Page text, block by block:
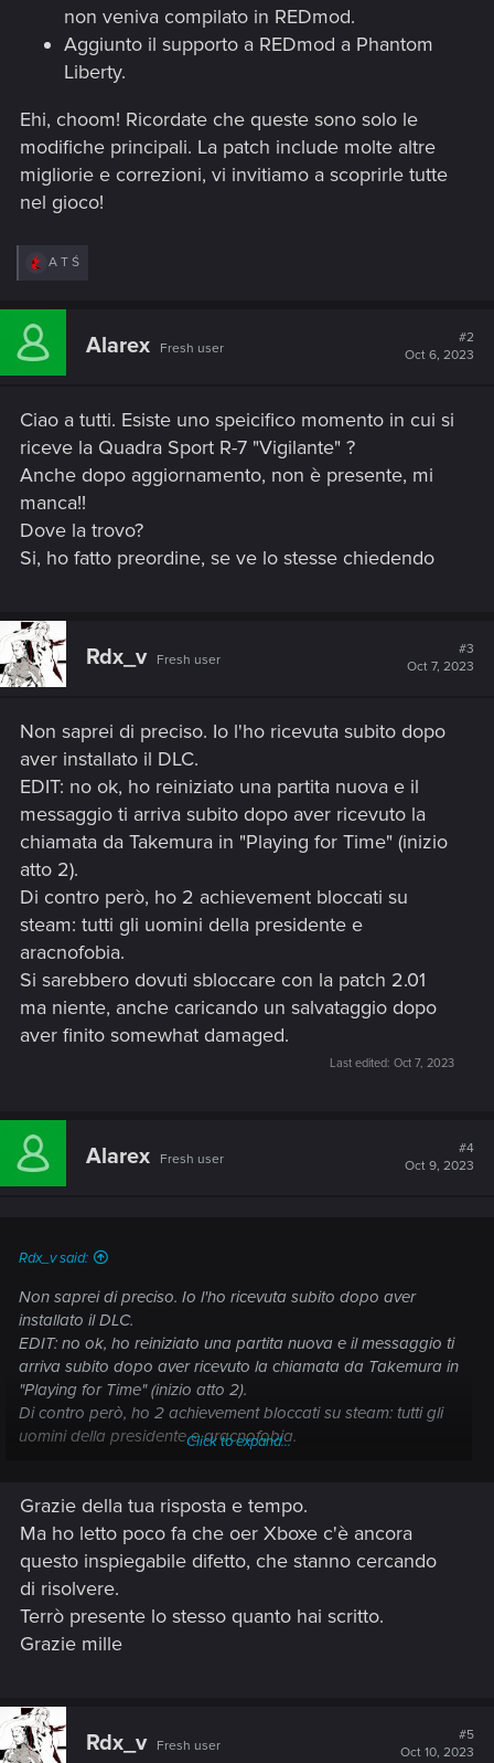
non veniva compilato in REDmod.
Aggiunto il supporto a REDmod a Phantom
Liberty.
Ehi, choom! Ricordate che queste sono solo le
modifiche principali. La patch include molte altre
migliorie e correzioni, vi invitiamo a scoprirle tutte
nel gioco!
R
c
i
:
A T Ś
Alarex Fresh user
#2
Oct 6, 2023
Ciao a tutti. Esiste uno speicifico momento in cui si
riceve la Quadra Sport R-7 "Vigilante" ?
Anche dopo aggiornamento, non è presente, mi
manca!!
Dove la trovo?
Si, ho fatto preordine, se ve lo stesse chiedendo
Rdx_v Fresh user
#3
Oct 7, 2023
Non saprei di preciso. Io l'ho ricevuta subito dopo
aver installato il DLC.
EDIT: no ok, ho reiniziato una partita nuova e il
messaggio ti arriva subito dopo aver ricevuto la
chiamata da Takemura in "Playing for Time" (inizio
atto 2).
Di contro però, ho 2 achievement bloccati su
steam: tutti gli uomini della presidente e
aracnofobia.
Si sarebbero dovuti sbloccare con la patch 2.01
ma niente, anche caricando un salvataggio dopo
aver finito somewhat damaged.
Last edited: Oct 7, 2023
Alarex Fresh user
#4
Oct 9, 2023
Rdx_v said:
Non saprei di preciso. Io l'ho ricevuta subito dopo aver
installato il DLC.
EDIT: no ok, ho reiniziato una partita nuova e il messaggio ti
arriva subito dopo aver ricevuto la chiamata da Takemura in
"Playing for Time" (inizio atto 2).
Di contro però, ho 2 achievement bloccati su steam: tutti gli
uomini della presidente e aracnofobia.
damaged.
Click to expand...
Grazie della tua risposta e tempo.
Ma ho letto poco fa che oer Xboxe c'è ancora
questo inspiegabile difetto, che stanno cercando
di risolvere.
Terrò presente lo stesso quanto hai scritto.
Grazie mille
Rdx_v Fresh user
#5
Oct 10, 2023